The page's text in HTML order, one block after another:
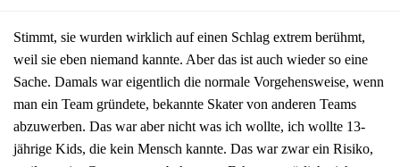
Stimmt, sie wurden wirklich auf einen Schlag extrem berühmt,
weil sie eben niemand kannte. Aber das ist auch wieder so eine
Sache. Damals war eigentlich die normale Vorgehensweise, wenn
man ein Team gründete, bekannte Skater von anderen Teams
abzuwerben. Das war aber nicht was ich wollte, ich wollte 13-
jährige Kids, die kein Mensch kannte. Das war zwar ein Risiko,